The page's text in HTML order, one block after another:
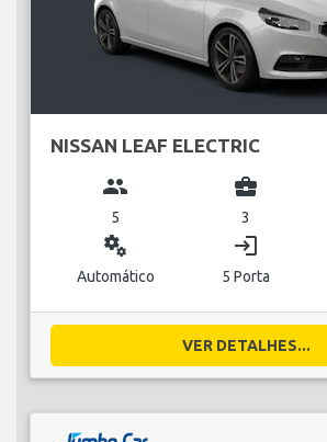
NISSAN LEAF ELECTRIC
group
5
business_center
3
miscellaneous_services
Automático
login
5 Porta
VER DETALHES...